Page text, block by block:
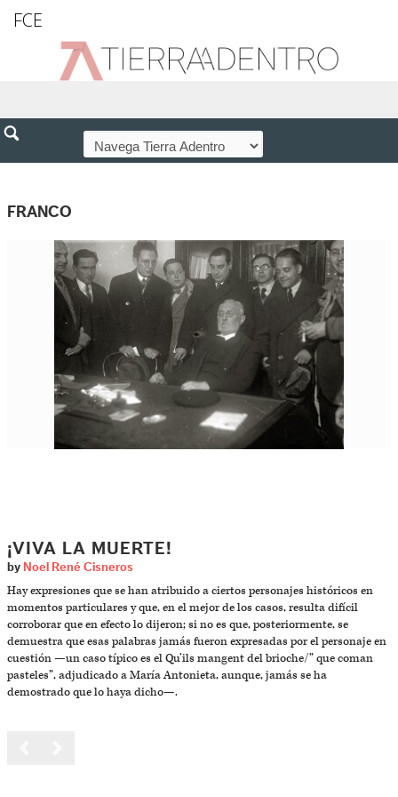
FCE
FRANCO
¡VIVA LA MUERTE!
by Noel René Cisneros
Hay expresiones que se han atribuido a ciertos personajes históricos en
momentos particulares y que, en el mejor de los casos, resulta difícil
corroborar que en efecto lo dijeron; si no es que, posteriormente, se
demuestra que esas palabras jamás fueron expresadas por el personaje en
cuestión —un caso típico es el Qu’ils mangent del brioche/” que coman
pasteles”, adjudicado a María Antonieta, aunque, jamás se ha
demostrado que lo haya dicho—.